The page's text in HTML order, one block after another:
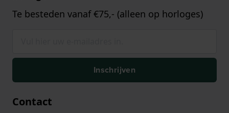
Te besteden vanaf €75,- (alleen op horloges)
Inschrijven
Contact